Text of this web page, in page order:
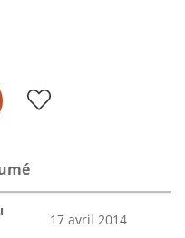
17 avril 2014